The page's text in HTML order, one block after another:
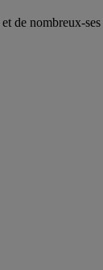
et de nombreux-ses